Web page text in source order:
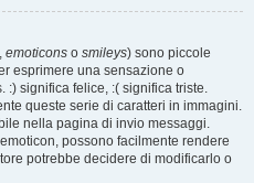
emoticons o smileys) sono piccole
esprimere una sensazione o
:) significa felice, :( significa triste.
queste serie di caratteri in immagini.
nella pagina di invio messaggi.
possono facilmente rendere
potrebbe decidere di modificarlo o